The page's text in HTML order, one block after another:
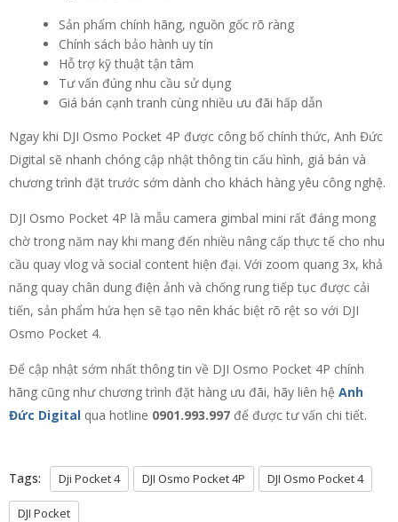
Sản phẩm chính hãng, nguồn gốc rõ ràng
Chính sách bảo hành uy tín
Hỗ trợ kỹ thuật tận tâm
Tư vấn đúng nhu cầu sử dụng
Giá bán cạnh tranh cùng nhiều ưu đãi hấp dẫn
Ngay khi DJI Osmo Pocket 4P được công bố chính thức, Anh Đức
Digital sẽ nhanh chóng cập nhật thông tin cấu hình, giá bán và
chương trình đặt trước sớm dành cho khách hàng yêu công nghệ.
DJI Osmo Pocket 4P là mẫu camera gimbal mini rất đáng mong
chờ trong năm nay khi mang đến nhiều nâng cấp thực tế cho nhu
cầu quay vlog và social content hiện đại. Với zoom quang 3x, khả
năng quay chân dung điện ảnh và chống rung tiếp tục được cải
tiến, sản phẩm hứa hẹn sẽ tạo nên khác biệt rõ rệt so với DJI
Osmo Pocket 4.
Để cập nhật sớm nhất thông tin về DJI Osmo Pocket 4P chính
hãng cũng như chương trình đặt hàng ưu đãi, hãy liên hệ Anh
Đức Digital qua hotline 0901.993.997 để được tư vấn chi tiết.
Tags: Dji Pocket 4 DJI Osmo Pocket 4P DJI Osmo Pocket 4
DJI Pocket